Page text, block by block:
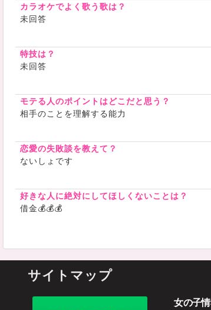
カラオケでよく歌う歌は？
未回答
特技は？
未回答
モテる人のポイントはどこだと思う？
相手のことを理解する能力
恋愛の失敗談を教えて？
ないしょです
好きな人に絶対にしてほしくないことは？
借金💰💰💰
サイトマップ
女の子